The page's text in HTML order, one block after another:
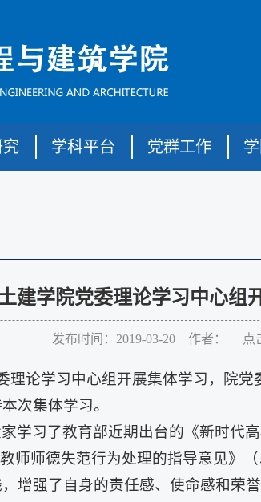
究 学科平台 党群工作
建学院党委理论学习中心组
发布时间：2019-03-20 作者： 点
理论学习中心组开展集体学习，院
次集体学习。
学习了教育部近期出台的《新时代
师师德失范行为处理的指导意见》
增强了自身的责任感、使命感和荣